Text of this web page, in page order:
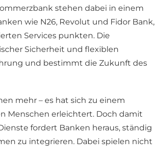
stehen dabei in einem
wie N26, Revolut und Fidor Bank,
Services punkten. Die
Sicherheit und flexiblen
und bestimmt die Zukunft des
mehr – es hat sich zu einem
Menschen erleichtert. Doch damit
fordert Banken heraus, ständig
zu integrieren. Dabei spielen nicht